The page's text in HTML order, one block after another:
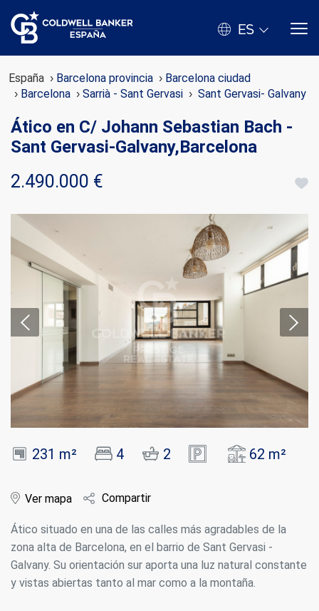
ES
España Barcelona provincia
Barcelona ciudad
Barcelona
Sarrià - Sant Gervasi Sant Gervasi- Galvany
Ático en C/ Johann Sebastian Bach -
Sant Gervasi-Galvany,Barcelona
2.490.000 €
231 m² 4 2 62 m²
Ver mapa Compartir
Ático situado en una de las calles más agradables de la
zona alta de Barcelona, en el barrio de Sant Gervasi -
Galvany. Su orientación sur aporta una luz natural constante
y vistas abiertas tanto al mar como a la montaña.